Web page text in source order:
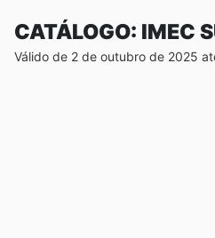
CATÁLOGO: IMEC
Válido de 2 de outubro de 2025